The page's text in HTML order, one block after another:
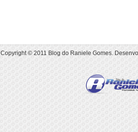
Copyright © 2011Blog do Raniele Gomes.